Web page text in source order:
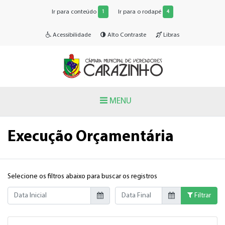
Ir para conteúdo 1 Ir para o rodapé 4
Acessibilidade Alto Contraste Libras
MENU
Execução Orçamentária
Selecione os filtros abaixo para buscar os registros
Data Inicial
Data Final
Filtrar